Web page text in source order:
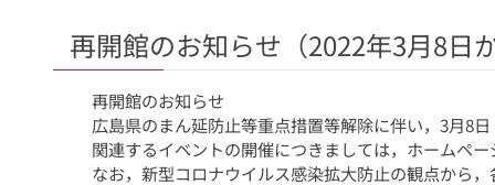
再開館のお知らせ（2022年3月8日か
再開館のお知らせ
広島県のまん延防止等重点措置等解除に伴い，3月8
関連するイベントの開催につきましては，ホームペー
なお，新型コロナウイルス感染拡大防止の観点から